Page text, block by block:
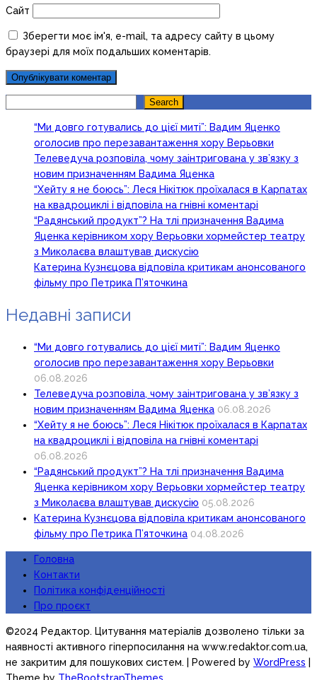
Сайт
Зберегти моє ім'я, e-mail, та адресу сайту в цьому
браузері для моїх подальших коментарів.
Search
“Ми довго готувались до цієї миті”: Вадим Яценко
оголосив про перезавантаження хору Верьовки
Телеведуча розповіла, чому заінтригована у зв’язку з
новим призначенням Вадима Яценка
“Хейту я не боюсь”: Леся Нікітюк проїхалася в Карпатах
на квадроциклі і відповіла на гнівні коментарі
“Радянський продукт”? На тлі призначення Вадима
Яценка керівником хору Верьовки хормейстер театру
з Миколаєва влаштував дискусію
Катерина Кузнєцова відповіла критикам анонсованого
фільму про Петрика П’яточкина
Недавні записи
“Ми довго готувались до цієї миті”: Вадим Яценко
оголосив про перезавантаження хору Верьовки
06.08.2026
Телеведуча розповіла, чому заінтригована у зв’язку з
новим призначенням Вадима Яценка 06.08.2026
“Хейту я не боюсь”: Леся Нікітюк проїхалася в Карпатах
на квадроциклі і відповіла на гнівні коментарі
06.08.2026
“Радянський продукт”? На тлі призначення Вадима
Яценка керівником хору Верьовки хормейстер театру
з Миколаєва влаштував дискусію 05.08.2026
Катерина Кузнєцова відповіла критикам анонсованого
фільму про Петрика П’яточкина 04.08.2026
Головна
Контакти
Політика конфіденційності
Про проєкт
©2024 Редактор. Цитування матеріалів дозволено тільки за
наявності активного гіперпосилання на www.redaktor.com.ua,
не закритим для пошукових систем. | Powered by WordPress